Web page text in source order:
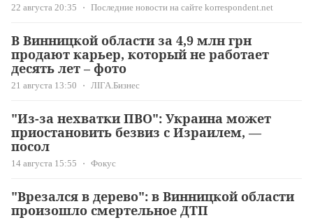
22 августа 20:35 Последние новости на сайте korrespondent.net
В Винницкой области за 4,9 млн грн
продают карьер, который не работает
десять лет – фото
21 августа 13:50 ЛІГА.Бизнес
"Из-за нехватки ПВО": Украина может
приостановить безвиз с Израилем, —
посол
14 августа 15:55 Фокус
"Врезался в дерево": в Винницкой области
произошло смертельное ДТП